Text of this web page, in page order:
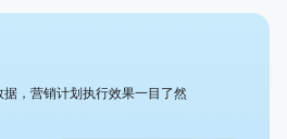
，营销计划执行效果一目了然